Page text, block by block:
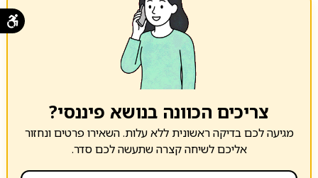
צריכים הכוונה בנושא פיננסי?
מגיעה לכם בדיקה ראשונית ללא עלות. השאירו פרטים ונחזור
אליכם לשיחה קצרה שתעשה לכם סדר.